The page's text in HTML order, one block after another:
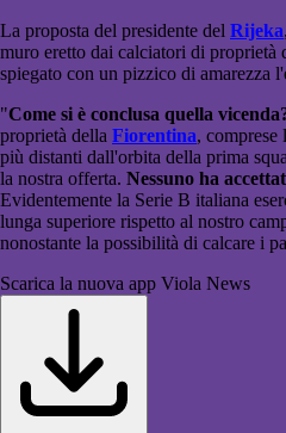
La proposta del presidente del Rijeka
muro eretto dai calciatori di
spiegato con un pizzico di amarezza
"Come si è conclusa quella
proprietà della Fiorentina, comprese
più distanti dall'orbita della prima
la nostra offerta. Nessuno ha
Evidentemente la Serie B italiana
lunga superiore rispetto al nostro
nonostante la possibilità di calcare i
Scarica la nuova app Viola News